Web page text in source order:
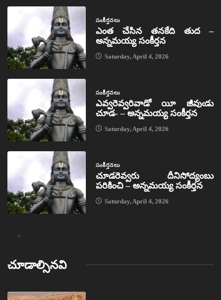
సంకీర్తనలు
ఎంత చేసిన తనకేది తుద –
అన్నమయ్య సంకీర్తన
Saturday, April 4, 2026
సంకీర్తనలు
ఎవ్వరెవ్వరివాడో యీ జీవుఁడు
చూడ- – అన్నమయ్య సంకీర్తన
Saturday, April 4, 2026
సంకీర్తనలు
చూడరెవ్వరు దీనిసోద్యంబు
పరికించి – అన్నమయ్య సంకీర్తన
Saturday, April 4, 2026
చూడాల్సినవి